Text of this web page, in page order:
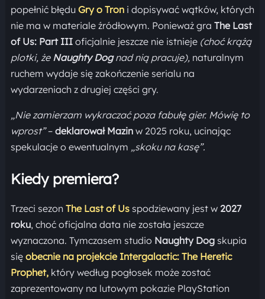
popełnić błędu Gry o Troni dopisywać wątków, których
nie ma w materiale źródłowym. Ponieważ gra The Last
of Us: Part III oficjalnie jeszcze nie istnieje (choć krążą
plotki, że Naughty Dognad nią pracuje), naturalnym
ruchem wydaje się zakończenie serialu na
wydarzeniach z drugiej części gry.
„Nie zamierzam wykraczać poza fabułę gier. Mówię to
wprost”– deklarował Mazinw 2025 roku, ucinając
spekulacje o ewentualnym „skoku na kasę”.
Kiedy premiera?
Trzeci sezon The Last of Us spodziewany jest w 2027
roku, choć oficjalna data nie została jeszcze
wyznaczona. Tymczasem studio Naughty Dogskupia
się obecnie na projekcie Intergalactic: The Heretic
Prophet,który według pogłosek może zostać
zaprezentowany na lutowym pokazie PlayStation